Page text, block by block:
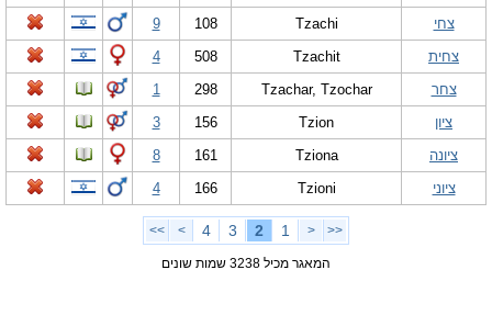
צחי
Tzachi
108
9
צחית
Tzachit
508
4
צחר
Tzachar, Tzochar
298
1
ציון
Tzion
156
3
ציונה
Tziona
161
8
ציוני
Tzioni
166
4
<<
<
1
2
3
4
>
>>
המאגר מכיל 3238 שמות שונים